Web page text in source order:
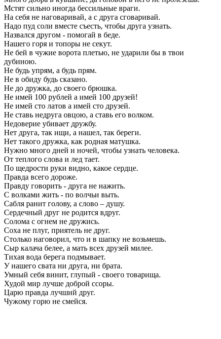
Мстят сильно иногда бессильные враги.
На себя не наговаривай, а с друга сговаривай.
Надо пуд соли вместе съесть, чтобы друга узнать.
Назвался другом - помогай в беде.
Нашего горя и топоры не секут.
Не бей в чужие ворота плетью, не ударили бы в твои
дубиною.
Не будь упрям, а будь прям.
Не в обиду будь сказано.
Не до дружка, до своего брюшка.
Не имей 100 рублей а имей 100 друзей!
Не имей сто латов а имей сто друзей.
Не ставь недруга овцою, а ставь его волком.
Недоверие убивает дружбу.
Нет друга, так ищи, а нашел, так береги.
Нет такого дружка, как родная матушка.
Нужно много дней и ночей, чтобы узнать человека.
От теплого слова и лед тает.
По щедрости руки видно, какое сердце.
Правда всего дороже.
Правду говорить - друга не нажить.
С волками жить - по волчьи выть.
Сабля ранит голову, а слово – душу.
Сердечный друг не родится вдруг.
Солома с огнем не дружись.
Соха не плуг, приятель не друг.
Столько наговорил, что и в шапку не возьмешь.
Сыр калача белее, а мать всех друзей милее.
Тихая вода берега подмывает.
У нашего свата ни друга, ни брата.
Умный себя винит, глупый - своего товарища.
Худой мир лучше доброй ссоры.
Царю правда лучший друг.
Чужому горю не смейся.